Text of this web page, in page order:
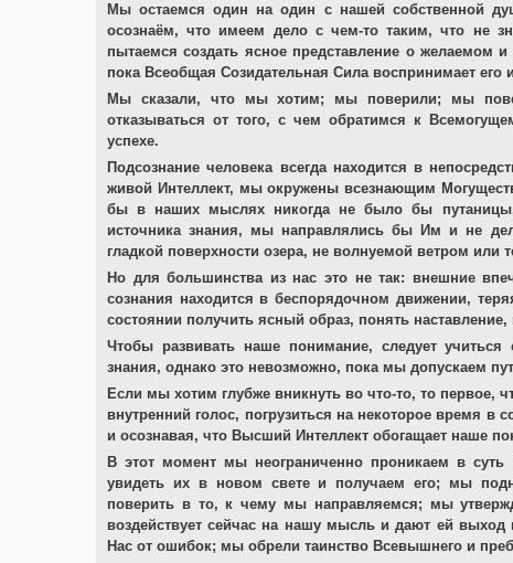
Мы остаемся один на один с нашей собственной
осознаём, что имеем дело с чем-то таким, что не
пытаемся создать ясное представление о желаемом
пока Всеобщая Созидательная Сила воспринимает его
Мы сказали, что мы хотим; мы поверили; мы
отказываться от того, с чем обратимся к
успехе.
Подсознание человека всегда находится в
живой Интеллект, мы окружены всезнающим
бы в наших мыслях никогда не было бы
источника знания, мы направлялись бы Им и не
гладкой поверхности озера, не волнуемой ветром или
Но для большинства из нас это не так: внешние
сознания находится в беспорядочном движении,
состоянии получить ясный образ, понять
Чтобы развивать наше понимание, следует учиться
знания, однако это невозможно, пока мы допускаем
Если мы хотим глубже вникнуть во что-то, то первое,
внутренний голос, погрузиться на некоторое время в
и осознавая, что Высший Интеллект обогащает наше
В этот момент мы неограниченно проникаем в
увидеть их в новом свете и получаем его; мы
поверить в то, к чему мы направляемся; мы
воздействует сейчас на нашу мысль и дают ей
Нас от ошибок; мы обрели таинство Всевышнего и